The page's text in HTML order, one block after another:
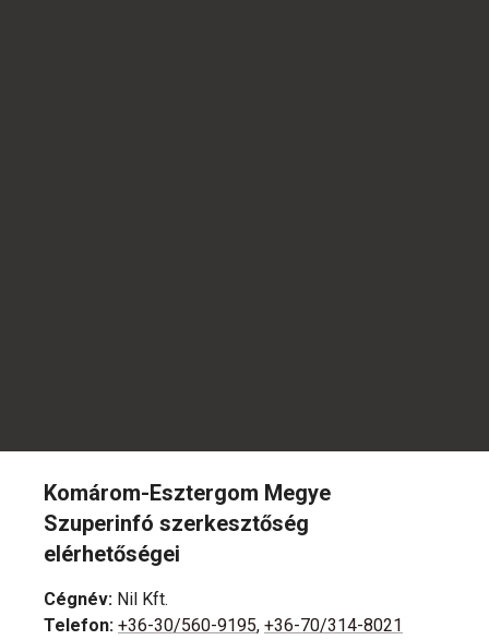
Komárom-Esztergom Megye
Szuperinfó szerkesztőség
elérhetőségei
Cégnév: Nil Kft.
Telefon: +36-30/560-9195, +36-70/314-8021